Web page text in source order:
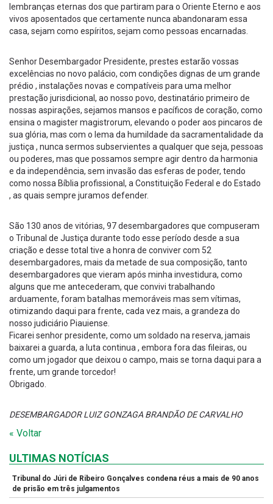
lembranças eternas dos que partiram para o Oriente Eterno e aos
vivos aposentados que certamente nunca abandonaram essa
casa, sejam como espíritos, sejam como pessoas encarnadas.
Senhor Desembargador Presidente, prestes estarão vossas
excelências no novo palácio, com condições dignas de um grande
prédio , instalações novas e compatíveis para uma melhor
prestação jurisdicional, ao nosso povo, destinatário primeiro de
nossas aspirações, sejamos mansos e pacíficos de coração, como
ensina o magister magistrorum, elevando o poder aos pincaros de
sua glória, mas com o lema da humildade da sacramentalidade da
justiça , nunca sermos subservientes a qualquer que seja, pessoas
ou poderes, mas que possamos sempre agir dentro da harmonia
e da independência, sem invasão das esferas de poder, tendo
como nossa Bíblia profissional, a Constituição Federal e do Estado
, as quais sempre juramos defender.
São 130 anos de vitórias, 97 desembargadores que compuseram
o Tribunal de Justiça durante todo esse período desde a sua
criação e desse total tive a honra de conviver com 52
desembargadores, mais da metade de sua composição, tanto
desembargadores que vieram após minha investidura, como
alguns que me antecederam, que convivi trabalhando
arduamente, foram batalhas memoráveis mas sem vítimas,
otimizando daqui para frente, cada vez mais, a grandeza do
nosso judiciário Piauiense.
Ficarei senhor presidente, como um soldado na reserva, jamais
baixarei a guarda, a luta continua , embora fora das fileiras, ou
como um jogador que deixou o campo, mais se torna daqui para a
frente, um grande torcedor!
Obrigado.
DESEMBARGADOR LUIZ GONZAGA BRANDÃO DE CARVALHO
« Voltar
ULTIMAS NOTÍCIAS
Tribunal do Júri de Ribeiro Gonçalves condena réus a mais de 90 anos
de prisão em três julgamentos